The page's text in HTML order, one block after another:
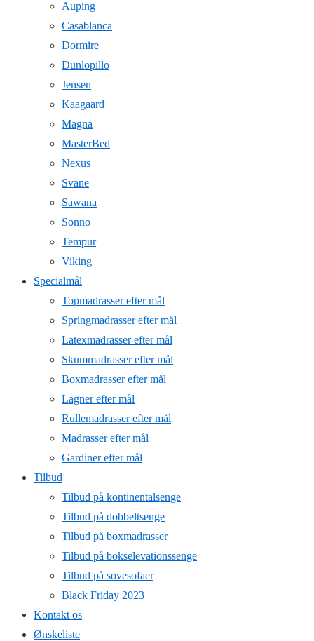
Auping
Casablanca
Dormire
Dunlopillo
Jensen
Kaagaard
Magna
MasterBed
Nexus
Svane
Sawana
Sonno
Tempur
Viking
Specialmål
Topmadrasser efter mål
Springmadrasser efter mål
Latexmadrasser efter mål
Skummadrasser efter mål
Boxmadrasser efter mål
Lagner efter mål
Rullemadrasser efter mål
Madrasser efter mål
Gardiner efter mål
Tilbud
Tilbud på kontinentalsenge
Tilbud på dobbeltsenge
Tilbud på boxmadrasser
Tilbud på bokselevationssenge
Tilbud på sovesofaer
Black Friday 2023
Kontakt os
Ønskeliste